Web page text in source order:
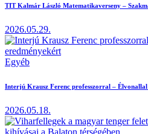
TIT Kalmár László Matematikaverseny –
2026.05.29.
Egyéb
Interjú Krausz Ferenc professzorral –
2026.05.18.